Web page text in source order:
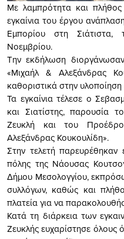
Με λαμπρότητα και
εγκαίνια του έργου
Εμπορίου στη
Νοεμβρίου.
Την εκδήλωση
«Μιχαήλ & Αλεξάνδρας
καθοριστικά στην
Τα εγκαίνια τέλεσε ο
και Σιατίστης, παρουσία
Ζευκλή και του
Αλεξάνδρας Κουκουλίδη».
Στην τελετή
πόλης της Νάουσας
Δήμου Μεσολογγίου,
συλλόγων, καθώς και
πλατεία για να
Κατά τη διάρκεια των
Ζευκλής ευχαρίστησε